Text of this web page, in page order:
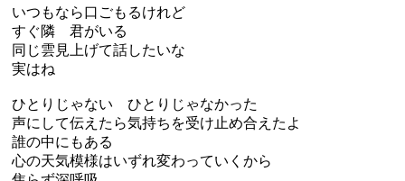
いつもなら口ごもるけれど
すぐ隣 君がいる
同じ雲見上げて話したいな
実はね
ひとりじゃない ひとりじゃなかった
声にして伝えたら気持ちを受け止め合えたよ
誰の中にもある
心の天気模様はいずれ変わっていくから